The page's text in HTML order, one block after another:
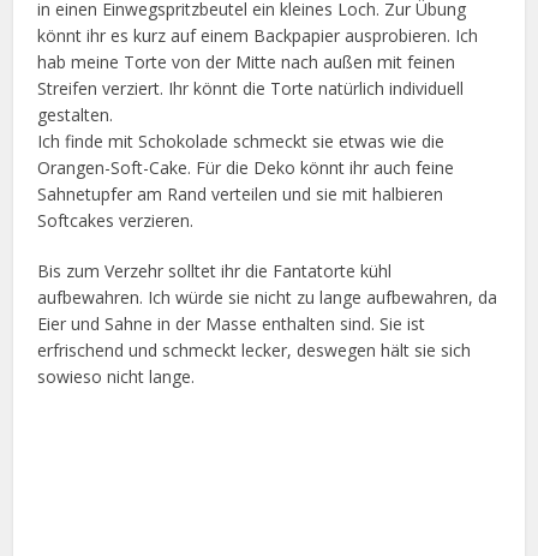
in einen Einwegspritzbeutel ein kleines Loch. Zur Übung
könnt ihr es kurz auf einem Backpapier ausprobieren. Ich
hab meine Torte von der Mitte nach außen mit feinen
Streifen verziert. Ihr könnt die Torte natürlich individuell
gestalten.
Ich finde mit Schokolade schmeckt sie etwas wie die
Orangen-Soft-Cake. Für die Deko könnt ihr auch feine
Sahnetupfer am Rand verteilen und sie mit halbieren
Softcakes verzieren.
Bis zum Verzehr solltet ihr die Fantatorte kühl
aufbewahren. Ich würde sie nicht zu lange aufbewahren, da
Eier und Sahne in der Masse enthalten sind. Sie ist
erfrischend und schmeckt lecker, deswegen hält sie sich
sowieso nicht lange.